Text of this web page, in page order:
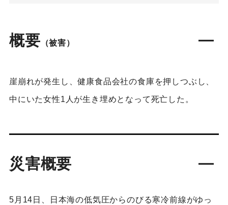
概要 （被害）
崖崩れが発生し、健康食品会社の食庫を押しつぶし、
中にいた女性1人が生き埋めとなって死亡した。
災害概要
5月14日、日本海の低気圧からのびる寒冷前線がゆっ